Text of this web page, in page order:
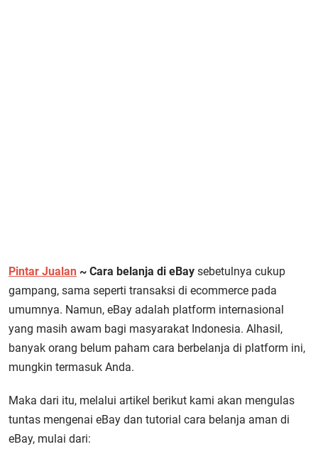
Pintar Jualan ~ Cara belanja di eBay sebetulnya cukup
gampang, sama seperti transaksi di ecommerce pada
umumnya. Namun, eBay adalah platform internasional
yang masih awam bagi masyarakat Indonesia. Alhasil,
banyak orang belum paham cara berbelanja di platform ini,
mungkin termasuk Anda.
Maka dari itu, melalui artikel berikut kami akan mengulas
tuntas mengenai eBay dan tutorial cara belanja aman di
eBay, mulai dari: